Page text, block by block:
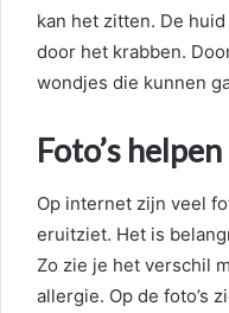
kan het zitten. De
door het krabben.
wondjes die kunnen
Foto’s
Op internet zijn veel
eruitziet. Het is
Zo zie je het verschil
allergie. Op de foto’s